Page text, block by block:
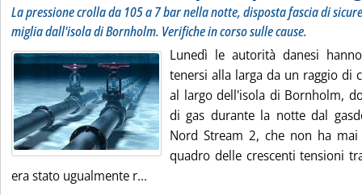
La pressione crolla da 105 a 7 bar nella notte, disposta fascia di
miglia dall'isola di Bornholm. Verifiche in corso sulle cause.
Lunedì le autorità danesi
tenersi alla larga da un raggio di
al largo dell'isola di Bornholm,
di gas durante la notte dal
Nord Stream 2, che non ha
quadro delle crescenti tensioni
era stato ugualmente r...